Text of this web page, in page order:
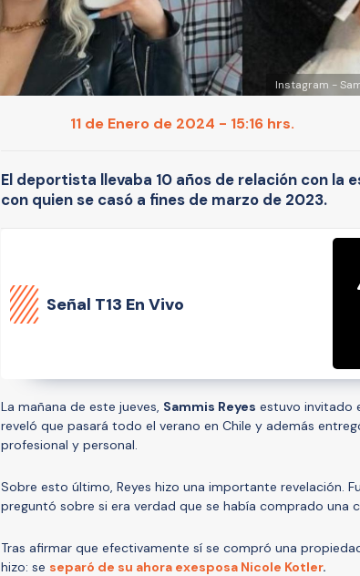
Instagram -
11 de Enero de 2024 - 15:16 hrs.
El deportista llevaba 10 años de relación con la
con quien se casó a fines de marzo de 2023.
Señal T13 En Vivo
La mañana de este jueves, Sammis Reyes estuvo invitado
reveló que pasará todo el verano en Chile y además
profesional y personal.
Sobre esto último, Reyes hizo una importante revelación.
preguntó sobre si era verdad que se había comprado una
Tras afirmar que efectivamente sí se compró una
hizo: se separó de su ahora exesposa Nicole Kotler.